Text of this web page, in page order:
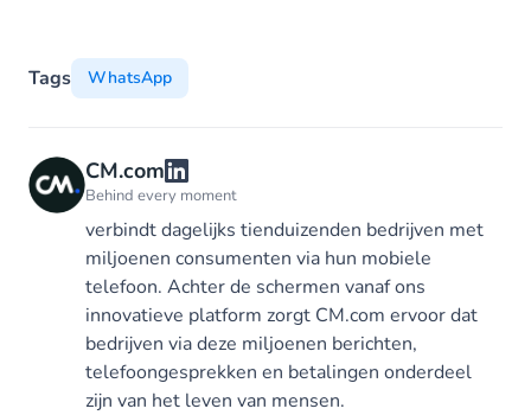
Tags WhatsApp
CM.com
Behind every moment
verbindt dagelijks tienduizenden bedrijven met
miljoenen consumenten via hun mobiele
telefoon. Achter de schermen vanaf ons
innovatieve platform zorgt CM.com ervoor dat
bedrijven via deze miljoenen berichten,
telefoongesprekken en betalingen onderdeel
zijn van het leven van mensen.